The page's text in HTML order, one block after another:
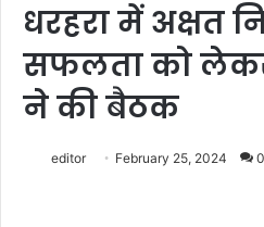
धरहरा में अक्षत
सफलता को
ने की बैठक
editor February 25, 2024 0